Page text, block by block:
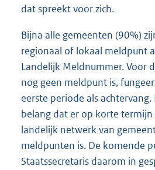
dat spreekt voor zich.
Bijna alle gemeenten (90%)
regionaal of lokaal meldpunt
Landelijk Meldnummer. Voor
nog geen meldpunt is,
eerste periode als achtervang.
belang dat er op korte
landelijk netwerk van
meldpunten is. De komende
Staatssecretaris daarom in